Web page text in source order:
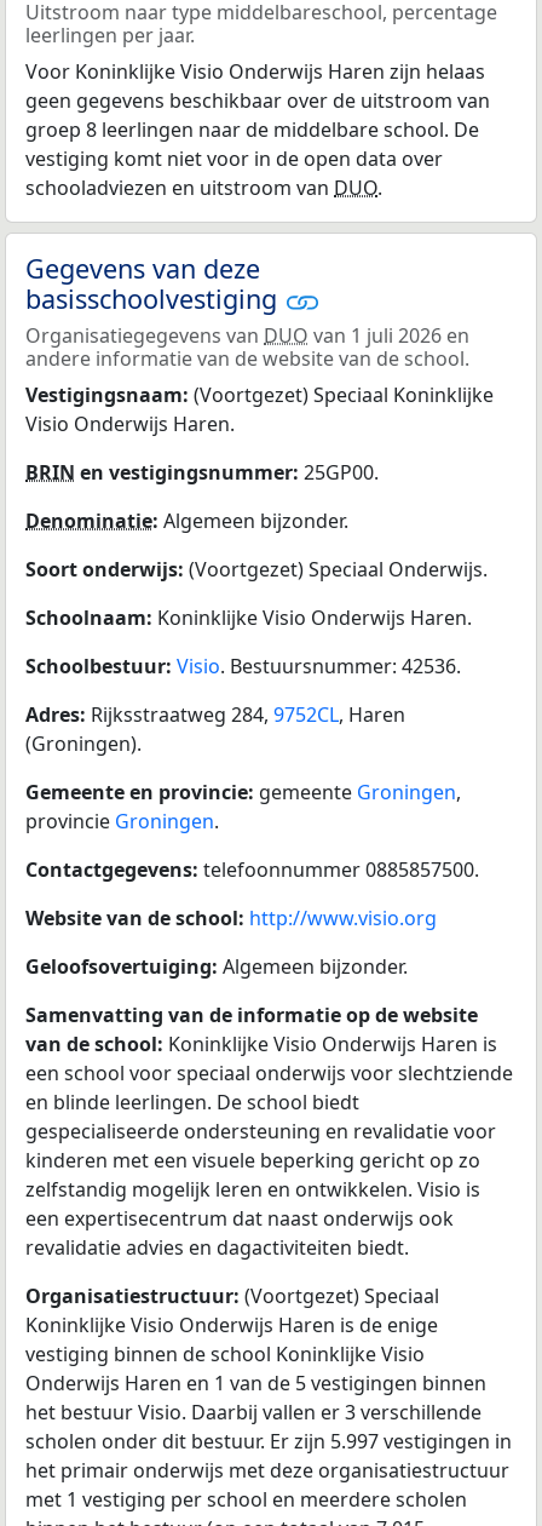
Uitstroom naar type middelbareschool, percentage
leerlingen per jaar.
Voor Koninklijke Visio Onderwijs Haren zijn helaas
geen gegevens beschikbaar over de uitstroom van
groep 8 leerlingen naar de middelbare school. De
vestiging komt niet voor in de open data over
schooladviezen en uitstroom van DUO.
Gegevens van deze
basisschoolvestiging
Organisatiegegevens van DUO van 1 juli 2026 en
andere informatie van de website van de school.
Vestigingsnaam: (Voortgezet) Speciaal Koninklijke
Visio Onderwijs Haren.
BRIN en vestigingsnummer: 25GP00.
Denominatie: Algemeen bijzonder.
Soort onderwijs: (Voortgezet) Speciaal Onderwijs.
Schoolnaam: Koninklijke Visio Onderwijs Haren.
Schoolbestuur: Visio. Bestuursnummer: 42536.
Adres: Rijksstraatweg 284, 9752CL, Haren
(Groningen).
Gemeente en provincie: gemeente Groningen,
provincie Groningen.
Contactgegevens: telefoonnummer 0885857500.
Website van de school: http://www.visio.org
Geloofsovertuiging: Algemeen bijzonder.
Samenvatting van de informatie op de website
van de school: Koninklijke Visio Onderwijs Haren is
een school voor speciaal onderwijs voor slechtziende
en blinde leerlingen. De school biedt
gespecialiseerde ondersteuning en revalidatie voor
kinderen met een visuele beperking gericht op zo
zelfstandig mogelijk leren en ontwikkelen. Visio is
een expertisecentrum dat naast onderwijs ook
revalidatie advies en dagactiviteiten biedt.
Organisatiestructuur: (Voortgezet) Speciaal
Koninklijke Visio Onderwijs Haren is de enige
vestiging binnen de school Koninklijke Visio
Onderwijs Haren en 1 van de 5 vestigingen binnen
het bestuur Visio. Daarbij vallen er 3 verschillende
scholen onder dit bestuur. Er zijn 5.997 vestigingen in
het primair onderwijs met deze organisatiestructuur
met 1 vestiging per school en meerdere scholen